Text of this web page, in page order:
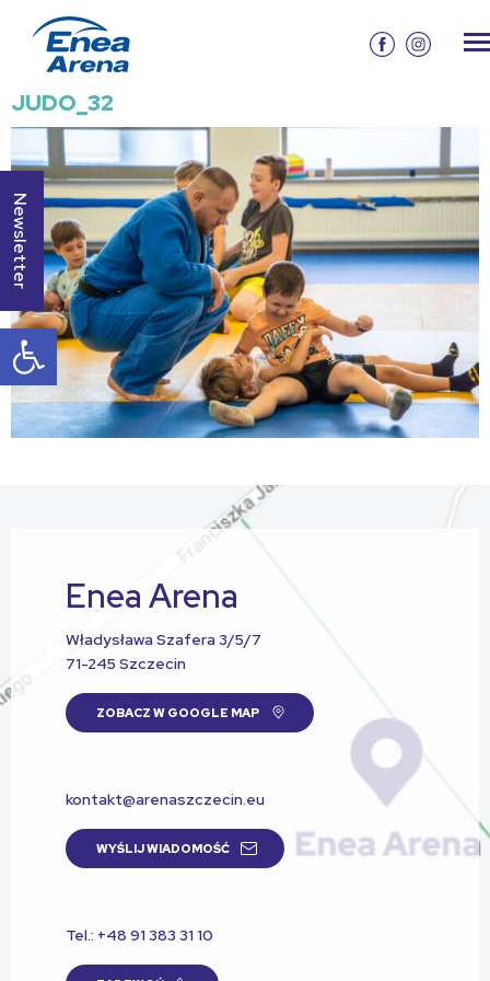
Otwórz pasek narzędzi
JUDO_32
Enea Arena
Władysława Szafera 3/5/7
71-245 Szczecin
ZOBACZ W GOOGLE MAP
kontakt@arenaszczecin.eu
WYŚLIJ WIADOMOŚĆ
Tel.: +48 91 383 31 10
Newsletter